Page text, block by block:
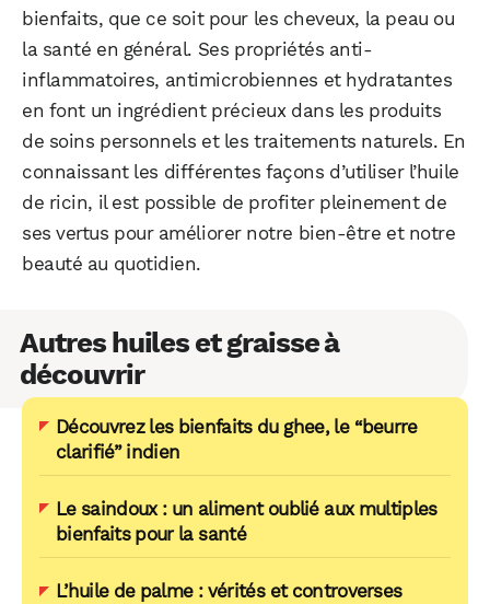
bienfaits, que ce soit pour les cheveux, la peau ou
la santé en général. Ses propriétés anti-
inflammatoires, antimicrobiennes et hydratantes
en font un ingrédient précieux dans les produits
de soins personnels et les traitements naturels. En
connaissant les différentes façons d’utiliser l’huile
de ricin, il est possible de profiter pleinement de
ses vertus pour améliorer notre bien-être et notre
beauté au quotidien.
Autres huiles et graisse à
découvrir
Découvrez les bienfaits du ghee, le “beurre
clarifié” indien
Le saindoux : un aliment oublié aux multiples
bienfaits pour la santé
L’huile de palme : vérités et controverses